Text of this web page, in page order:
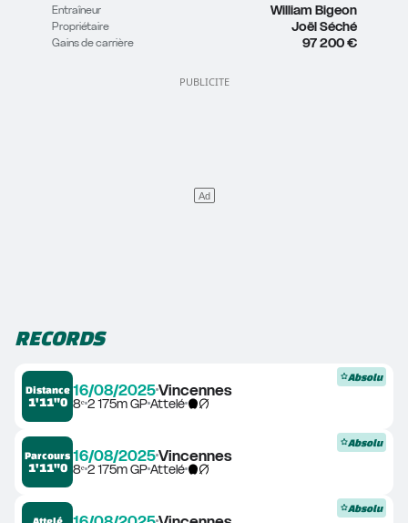
Entraîneur William Bigeon
Propriétaire Joël Séché
Gains de carrière 97 200 €
RECORDS
Distance
1'11"0
16/08/2025Vincennes
8ᵉ2 175m GPAttelé
Absolu
Parcours
1'11"0
16/08/2025Vincennes
8ᵉ2 175m GPAttelé
Absolu
Absolu